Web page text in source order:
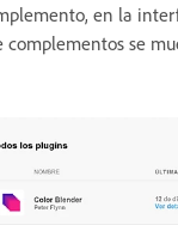
en la
complementos se